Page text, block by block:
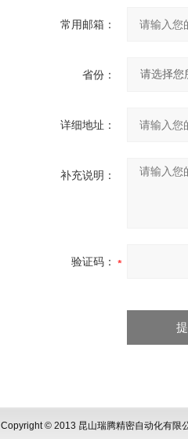
常用邮箱：
省份：
详细地址：
补充说明：
验证码：
Copyright © 2013 昆山瑞腾精密自动化有限